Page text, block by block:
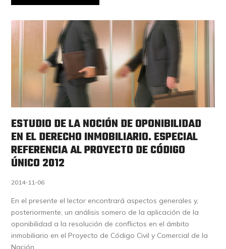
ESTUDIO DE LA NOCIÓN DE OPONIBILIDAD
EN EL DERECHO INMOBILIARIO. ESPECIAL
REFERENCIA AL PROYECTO DE CÓDIGO
ÚNICO 2012
2014-11-06
En el presente el lector encontrará aspectos generales y,
posteriormente, un análisis somero de la aplicación de la
oponibilidad a la resolución de conflictos en el ámbito
inmobiliario en el Proyecto de Código Civil y Comercial de la
Nación.